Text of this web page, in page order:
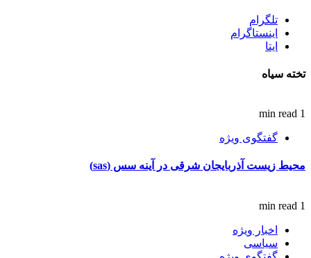
تلگرام
اینستاگرام
ایتا
تخته سیاه
1 min read
گفتگوی ویژه
محیط زیست آذربایجان شرقی در آینه سس (sas)
1 min read
اخبار ویژه
سیاسی